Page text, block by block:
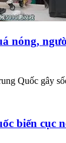
nóng,
Quốc gây
biến cục